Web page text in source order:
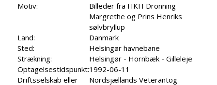
Motiv:
Billeder fra HKH Dronning
Margrethe og Prins Henriks
sølvbryllup
Land:
Danmark
Sted:
Helsingør havnebane
Strækning:
Helsingør - Hornbæk - Gilleleje
Optagelsestidspunkt:1992-06-11
Driftsselskab eller
Nordsjællands Veterantog